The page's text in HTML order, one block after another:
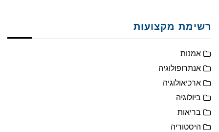
רשימת מקצועות
אמנות
אנתרופולוגיה
ארכיאולוגיה
ביולוגיה
בריאות
היסטוריה